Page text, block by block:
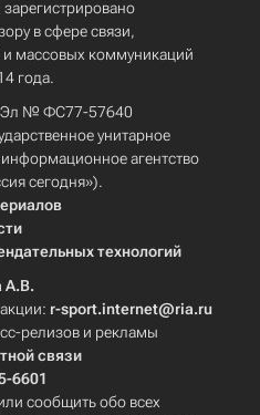
в сфере связи,
массовых коммуникаций
года.
Эл № ФС77-57640
унитарное
агентство
сегодня»).
технологий
А.В.
r-sport.internet@ria.ru
релизов и рекламы
связи
6601
сообщить обо всех